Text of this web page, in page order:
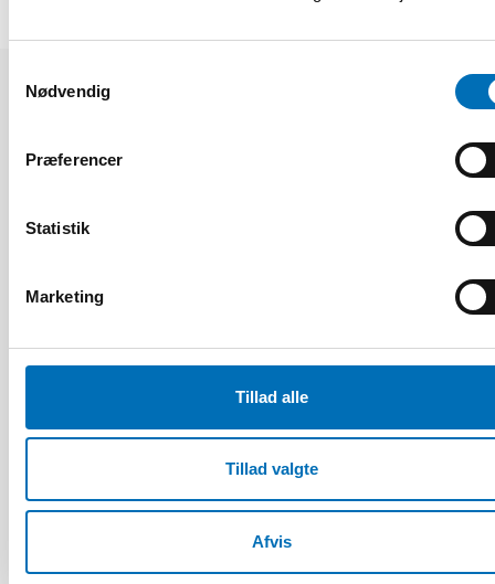
Nødvendig
Præferencer
Statistik
Marketing
Tillad alle
Tillad valgte
Afvis
BØRN & UNGE